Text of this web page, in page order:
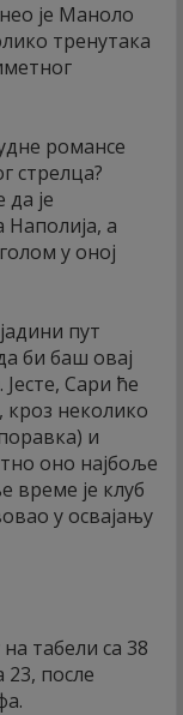
је Маноло
тренутака
романсе
стрелца?
је
Наполија, а
у оној
пут
би баш овај
Сари ће
кроз неколико
и
оно најбоље
време је клуб
у освајању
табели са 38
23, после